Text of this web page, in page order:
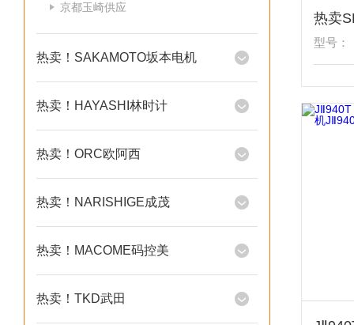
京都玉崎供应
热卖！SAKAMOTO坂本电机
热卖！HAYASHI林时计
热卖！ORC欧阿西
热卖！NARISHIGE成茂
热卖！MACOME码控美
热卖！TKD武田
型号：